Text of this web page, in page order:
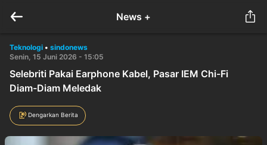
News +
Teknologi • sindonews
Senin, 15 Juni 2026 - 15:05
Selebriti Pakai Earphone Kabel, Pasar IEM Chi-Fi
Diam-Diam Meledak
Dengarkan Berita